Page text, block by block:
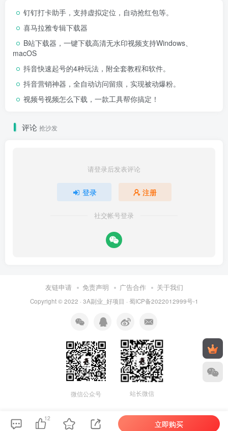
钉钉打卡助手，支持虚拟定位，自动抢红包等。
喜马拉雅专辑下载器
B站下载器，一键下载高清无水印视频支持Windows、
macOS
抖音快速起号的4种玩法，附全套教程和软件。
抖音营销神器，全自动访问留痕，实现被动爆粉。
视频号视频怎么下载，一款工具帮你搞定！
评论 抢沙发
请登录后发表评论
登录 注册
社交帐号登录
友链申请 免责声明 广告合作 关于我们
Copyright © 2022 · 3A副业_好项目 · 蜀ICP备2022012999号-1
微信公众号 站长微信
12
立即购买